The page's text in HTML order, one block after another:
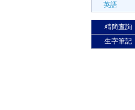
英語
精簡查詢
生字筆記